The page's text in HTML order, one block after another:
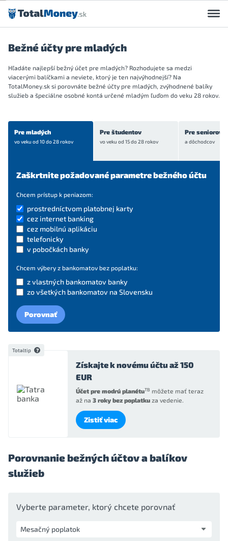
Preskočiť na obsah
Bežné účty pre mladých
Hľadáte najlepší bežný účet pre mladých? Rozhodujete sa medzi
viacerými balíčkami a neviete, ktorý je ten najvýhodnejší? Na
TotalMoney.sk si porovnáte bežné účty pre mladých, zvýhodnené balíky
služieb a špeciálne osobné kontá určené mladým ľuďom do veku 28 rokov.
Pre mladých
vo veku od 10 do 28rokov
Pre študentov
vo veku od 15 do 28rokov
Pre seniorov
a dôchodcov
Zaškrtnite požadované parametre bežného účtu
Chcem prístup k peniazom:
prostredníctvom platobnej karty
cez internet banking
cez mobilnú aplikáciu
telefonicky
v pobočkách banky
Chcem výbery z bankomatov bez poplatku:
z vlastných bankomatov banky
zo všetkých bankomatov na Slovensku
Porovnať
Totaltip
Získajte k novému účtu až150
EUR
Účet pre modrú planétuTB môžete mať teraz
až na 3 roky bez poplatku za vedenie.
Zistiť viac
Porovnanie bežných účtov a balíkov
služieb
Vyberte parameter, ktorý chcete porovnať